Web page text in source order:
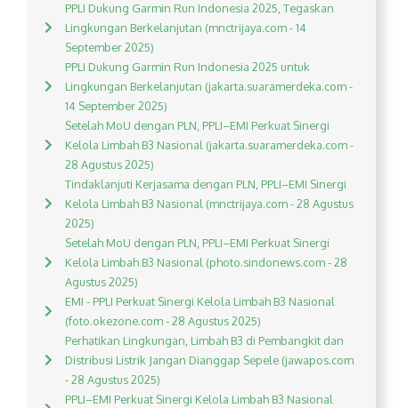
PPLI Dukung Garmin Run Indonesia 2025, Tegaskan
Lingkungan Berkelanjutan (mnctrijaya.com - 14
September 2025)
PPLI Dukung Garmin Run Indonesia 2025 untuk
Lingkungan Berkelanjutan (jakarta.suaramerdeka.com -
14 September 2025)
Setelah MoU dengan PLN, PPLI–EMI Perkuat Sinergi
Kelola Limbah B3 Nasional (jakarta.suaramerdeka.com -
28 Agustus 2025)
Tindaklanjuti Kerjasama dengan PLN, PPLI–EMI Sinergi
Kelola Limbah B3 Nasional (mnctrijaya.com - 28 Agustus
2025)
Setelah MoU dengan PLN, PPLI–EMI Perkuat Sinergi
Kelola Limbah B3 Nasional (photo.sindonews.com - 28
Agustus 2025)
EMI - PPLI Perkuat Sinergi Kelola Limbah B3 Nasional
(foto.okezone.com - 28 Agustus 2025)
Perhatikan Lingkungan, Limbah B3 di Pembangkit dan
Distribusi Listrik Jangan Dianggap Sepele (jawapos.com
- 28 Agustus 2025)
PPLI–EMI Perkuat Sinergi Kelola Limbah B3 Nasional